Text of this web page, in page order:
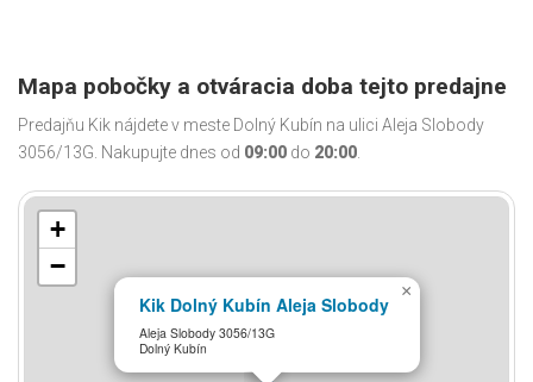
Mapa pobočky a otváracia doba tejto predajne
Predajňu Kik nájdete v meste Dolný Kubín na ulici Aleja Slobody
3056/13G. Nakupujte dnes od 09:00 do 20:00.
Kik Dolný Kubín Aleja Slobody
Aleja Slobody 3056/13G
Dolný Kubín
×
+
−